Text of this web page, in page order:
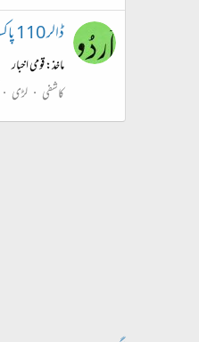
ڈالر 110 پاکستانی روپے کا ہوجائے گا - بینک سربراہان
ماخذ: قومی اخبار
کاشفی
لڑی